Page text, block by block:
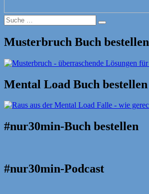
Suche
nach:
Suche
Musterbruch Buch bestellen
Mental Load Buch bestellen
#nur30min-Buch bestellen
#nur30min-Podcast